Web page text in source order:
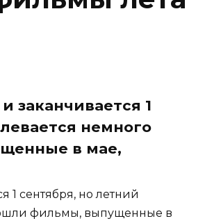
заканчивается 1
немного
в мае,
1 сентября, но летний
фильмы, выпущенные в